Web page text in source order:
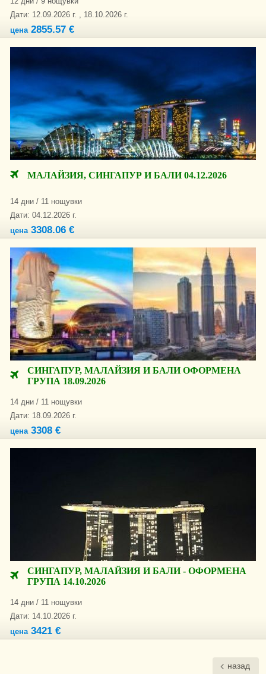
Дати: 12.09.2026 г. , 18.10.2026 г.
цена2855.57 €
МАЛАЙЗИЯ, СИНГАПУР И БАЛИ 04.12.2026
14 дни / 11 нощувки
Дати: 04.12.2026 г.
цена3308.06 €
СИНГАПУР, МАЛАЙЗИЯ И БАЛИ ОФОРМЕНА
ГРУПА 18.09.2026
14 дни / 11 нощувки
Дати: 18.09.2026 г.
цена3308 €
СИНГАПУР, МАЛАЙЗИЯ И БАЛИ - ОФОРМЕНА
ГРУПА 14.10.2026
14 дни / 11 нощувки
Дати: 14.10.2026 г.
цена3421 €
назад